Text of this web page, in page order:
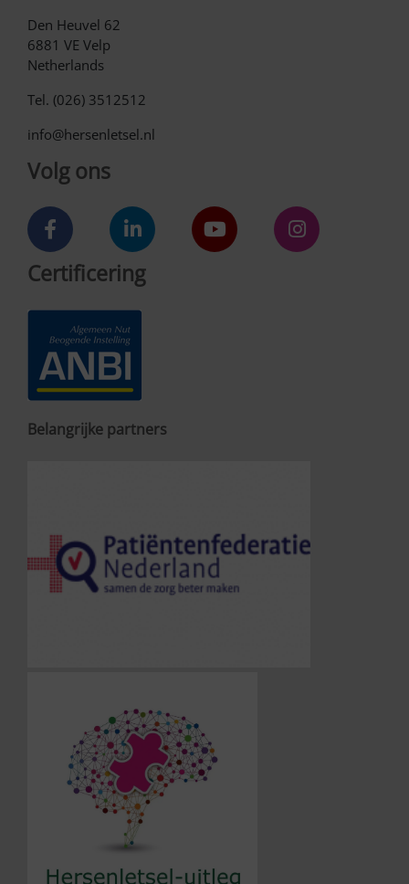
Den Heuvel 62
6881 VE Velp
Netherlands
Tel. (026) 3512512
info@hersenletsel.nl
Volg ons
Certificering
Belangrijke partners